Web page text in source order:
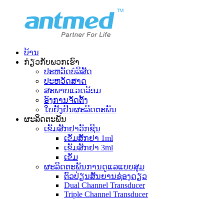
ບ້ານ
ກ່ຽວ​ກັບ​ພວກ​ເຮົາ
ປະ​ຫວັດ​ບໍ​ລິ​ສັດ
ປະຫວັດສາດ
ສະພາບແວດລ້ອມ
ອົງການຈັດຕັ້ງ
ໃບຢັ້ງຢືນຜະລິດຕະພັນ
ຜະລິດຕະພັນ
ເຂັມສັກຢາວັກຊີນ
ເຂັມສັກຢາ 1ml
ເຂັມສັກຢາ 3ml
ເຂັມ
ຜະລິດຕະພັນການດູແລແບບສຸມ
ຕົວປ່ຽນສັນຍານຊ່ອງດຽວ
Dual Channel Transducer
Triple Channel Transducer